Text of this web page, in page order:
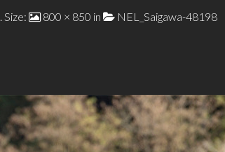
. Size: 800 × 850 in NEL_Saigawa-48198